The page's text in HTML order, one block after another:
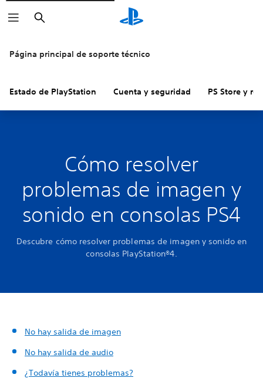
Buscar
Página principal de soporte técnico
Estado de PlayStation Cuenta y seguridad PS Store y
Cómo resolver
problemas de imagen y
sonido en consolas PS4
Descubre cómo resolver problemas de imagen y sonido en
consolas PlayStation®4.
No hay salida de imagen
No hay salida de audio
¿Todavía tienes problemas?